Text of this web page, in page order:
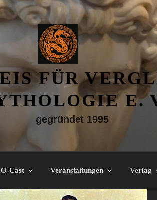
FÜR
E.
gegründet 1995
Cast Veranstaltungen Verlag